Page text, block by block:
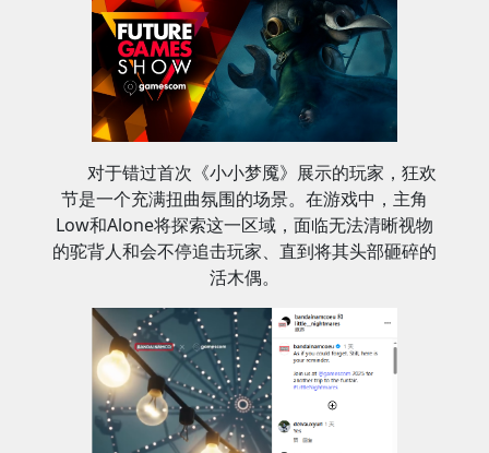
对于错过首次《小小梦魇》展示的玩家，狂欢
节是一个充满扭曲氛围的场景。在游戏中，主角
Low和Alone将探索这一区域，面临无法清晰视物
的驼背人和会不停追击玩家、直到将其头部砸碎的
活木偶。